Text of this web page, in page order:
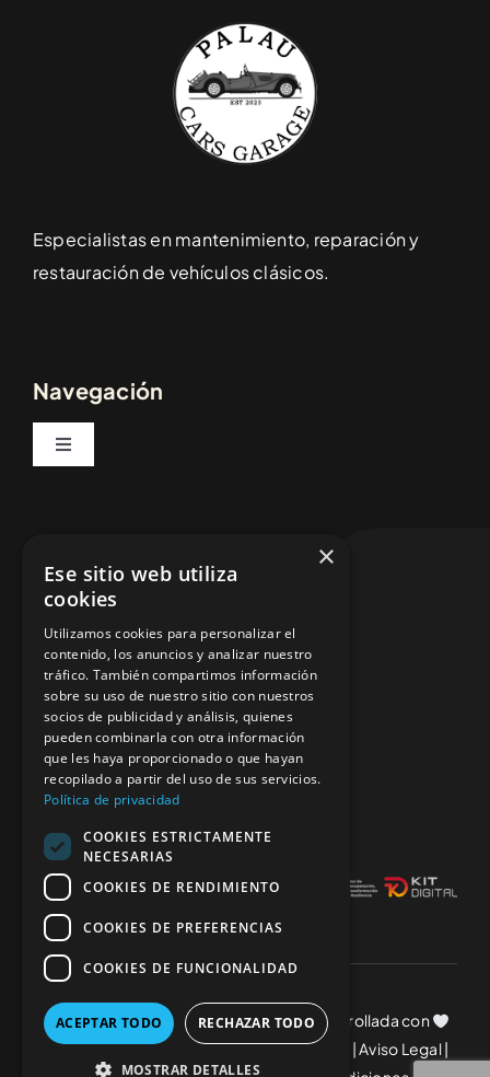
Especialistas en mantenimiento, reparación y
restauración de vehículos clásicos.
Navegación
Toggle
Vehículos
Servicios
Tienda Online
Contacto
93 491 52 42
francesc@palaucars.es
¿Dónde estamos?
c/ Narcís Monturiol 62,
© Copyright 2025 Palau Cars • Web desarrollada con
porCompsaOnline Política de Privacidad |Aviso Legal|
×
Ese sitio web utiliza
cookies
Utilizamos cookies para personalizar el
contenido, los anuncios y analizar nuestro
tráfico. También compartimos información
sobre su uso de nuestro sitio con nuestros
socios de publicidad y análisis, quienes
pueden combinarla con otra información
que les haya proporcionado o que hayan
recopilado a partir del uso de sus servicios.
Política de privacidad
COOKIES ESTRICTAMENTE
NECESARIAS
COOKIES DE RENDIMIENTO
COOKIES DE PREFERENCIAS
COOKIES DE FUNCIONALIDAD
ACEPTAR TODO RECHAZAR TODO
MOSTRAR DETALLES